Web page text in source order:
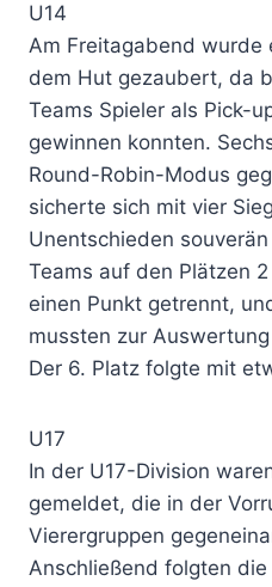
U14
Am Freitagabend wurde
dem Hut gezaubert, da
Teams Spieler als Pick-
gewinnen konnten.
Round-Robin-Modus
sicherte sich mit vier
Unentschieden
Teams auf den Plätzen
einen Punkt getrennt,
mussten zur
Der 6. Platz folgte mit
U17
In der U17-Division
gemeldet, die in der
Vierergruppen
Anschließend folgten